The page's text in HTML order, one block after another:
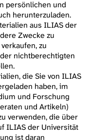
persönlichen und
herunterzuladen.
aus ILIAS der
Zwecke zu
zu
nichtberechtigten
die Sie von ILIAS
haben, im
und Forschung
und Artikeln)
verwenden, die über
ILIAS der Universität
ist daran